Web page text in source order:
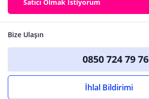
Satıcı Olmak İstiyorum
Bize Ulaşın
0850 724 79 76
İhlal Bildirimi